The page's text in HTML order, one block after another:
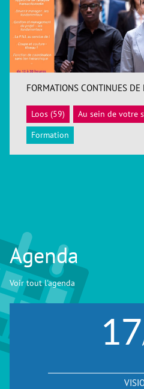
FORMATIONS CONTINUES DE
Loos (59)
Au sein de votre
Formation
Agenda
Voir tout l'agenda
17